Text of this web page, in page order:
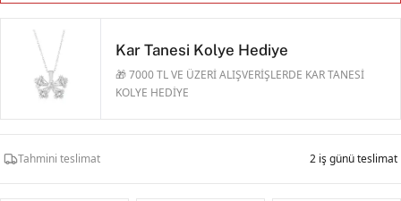
Kar Tanesi Kolye Hediye
🎁 7000 TL VE ÜZERİ ALIŞVERİŞLERDE KAR TANESİ
KOLYE HEDİYE
Tahmini teslimat 2 iş günü teslimat